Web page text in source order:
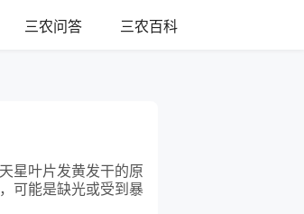
三农问答 三农百科
星叶片发黄发干的原
可能是缺光或受到暴